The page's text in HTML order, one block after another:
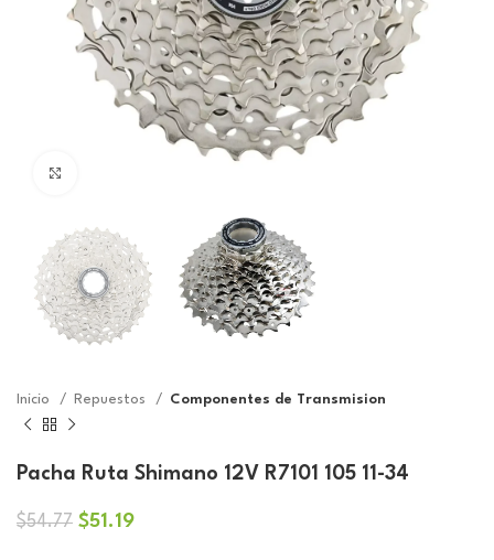
Inicio Repuestos Componentes de Transmision
Pacha Ruta Shimano 12V R7101 105 11-34
$54.77 El
$51.19El